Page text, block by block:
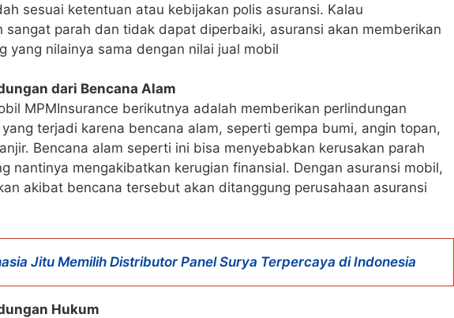
sesuai ketentuan atau kebijakan polis asuransi. Kalau
sangat parah dan tidak dapat diperbaiki, asuransi akan memberikan
yang nilainya sama dengan nilai jual mobil
dari Bencana Alam
MPMInsurance berikutnya adalah memberikan perlindungan
terjadi karena bencana alam, seperti gempa bumi, angin topan,
Bencana alam seperti ini bisa menyebabkan kerusakan parah
nantinya mengakibatkan kerugian finansial. Dengan asuransi mobil,
akibat bencana tersebut akan ditanggung perusahaan asuransi
Jitu Memilih Distributor Panel Surya Terpercaya di Indonesia
Hukum